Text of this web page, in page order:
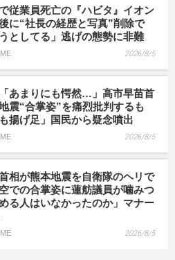
従業員死亡の『ハビタ』イオン
に“社長の経歴と写真”削除で
うとしてる」逃げの態勢に非難
2026/8/5
あまりにも愕然…」高市早苗首
震“合掌姿”を痛烈批判するも
も揚げ足」国民から疑念噴出
2026/8/5
相が熊本地震を自衛隊のヘリで
での合掌姿に蓮舫議員が噛みつ
る人はいなかったのか」マナー
2026/8/5